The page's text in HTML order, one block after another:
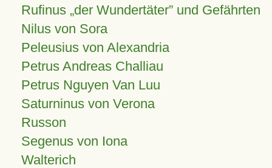
Rufinus „der Wundertäter” und Gefährten
Nilus von Sora
Peleusius von Alexandria
Petrus Andreas Challiau
Petrus Nguyen Van Luu
Saturninus von Verona
Russon
Segenus von Iona
Walterich